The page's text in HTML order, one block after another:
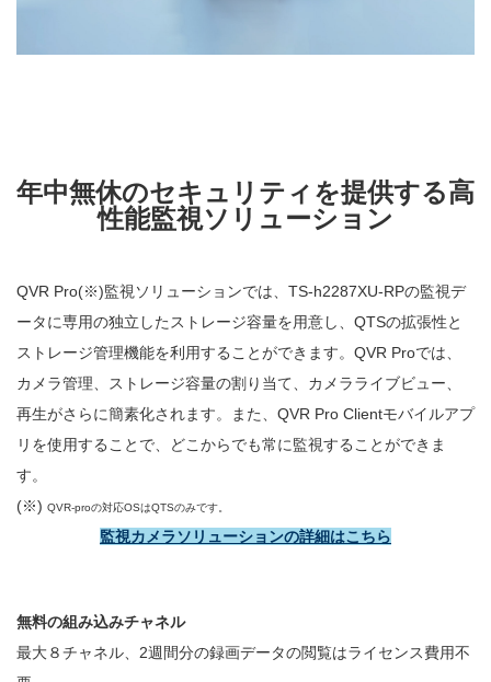
年中無休のセキュリティを提供する高
性能監視ソリューション
QVR Pro(※)監視ソリューションでは、TS-h2287XU-RPの監視デ
ータに専用の独立したストレージ容量を用意し、QTSの拡張性と
ストレージ管理機能を利用することができます。QVR Proでは、
カメラ管理、ストレージ容量の割り当て、カメラライブビュー、
再生がさらに簡素化されます。また、QVR Pro Clientモバイルアプ
リを使用することで、どこからでも常に監視することができま
す。
(※) QVR-proの対応OSはQTSのみです。
監視カメラソリューションの詳細はこちら
無料の組み込みチャネル
最大８チャネル、2週間分の録画データの閲覧はライセンス費用不